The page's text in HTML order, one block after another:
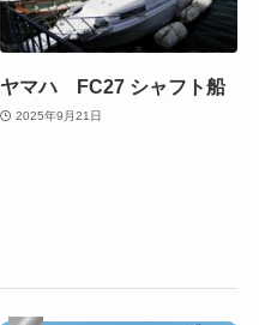
ヤマハ FC27 シャフト船
2025年9月21日